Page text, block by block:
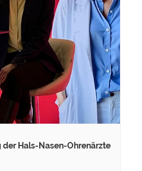
der Hals-Nasen-Ohrenärzte